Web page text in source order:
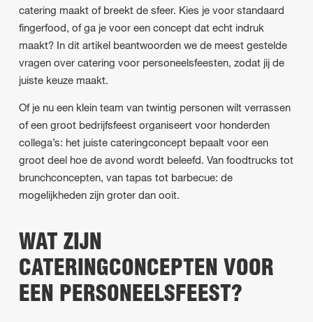
catering maakt of breekt de sfeer. Kies je voor standaard
fingerfood, of ga je voor een concept dat echt indruk
maakt? In dit artikel beantwoorden we de meest gestelde
vragen over catering voor personeelsfeesten, zodat jij de
juiste keuze maakt.
Of je nu een klein team van twintig personen wilt verrassen
of een groot bedrijfsfeest organiseert voor honderden
collega’s: het juiste cateringconcept bepaalt voor een
groot deel hoe de avond wordt beleefd. Van foodtrucks tot
brunchconcepten, van tapas tot barbecue: de
mogelijkheden zijn groter dan ooit.
WAT ZIJN
CATERINGCONCEPTEN VOOR
EEN PERSONEELSFEEST?